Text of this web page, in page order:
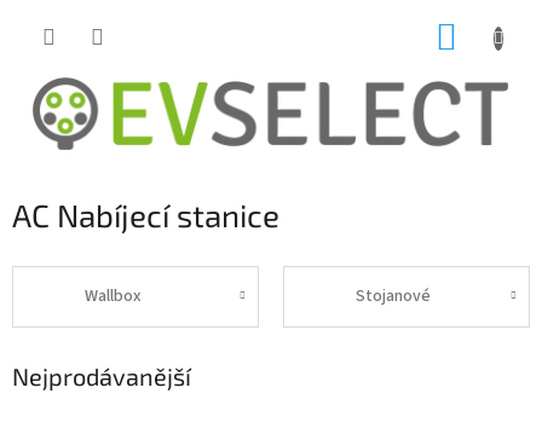
AC Nabíjecí stanice
Wallbox Stojanové
Nejprodávanější